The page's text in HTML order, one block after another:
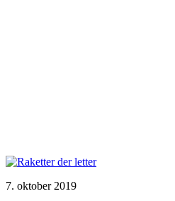
7. oktober 2019